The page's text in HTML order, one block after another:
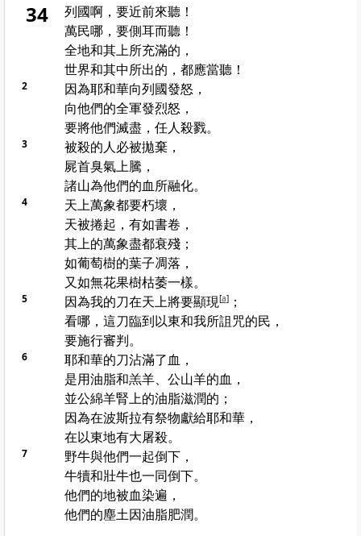
34
列國啊，要近前來聽！
萬民哪，要側耳而聽！
全地和其上所充滿的，
世界和其中所出的，都應當聽！
2
因為耶和華向列國發怒，
向他們的全軍發烈怒，
要將他們滅盡，任人殺戮。
3
被殺的人必被拋棄，
屍首臭氣上騰，
諸山為他們的血所融化。
4
天上萬象都要朽壞，
天被捲起，有如書卷，
其上的萬象盡都衰殘；
如葡萄樹的葉子凋落，
又如無花果樹枯萎一樣。
5 因為我的刀在天上將要顯現[a]；
看哪，這刀臨到以東和我所詛咒的民，
要施行審判。
6
耶和華的刀沾滿了血，
是用油脂和羔羊、公山羊的血，
並公綿羊腎上的油脂滋潤的；
因為在波斯拉有祭物獻給耶和華，
在以東地有大屠殺。
7
野牛與他們一起倒下，
牛犢和壯牛也一同倒下。
他們的地被血染遍，
他們的塵土因油脂肥潤。